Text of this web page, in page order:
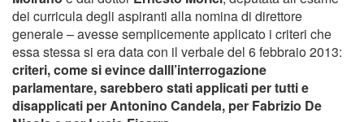
dei curricula degli aspiranti alla nomina di direttore
generale – avesse semplicemente applicato i criteri che
essa stessa si era data con il verbale del 6 febbraio 2013:
criteri, come si evince dalll’interrogazione
parlamentare, sarebbero stati applicati per tutti e
disapplicati per Antonino Candela, per Fabrizio De